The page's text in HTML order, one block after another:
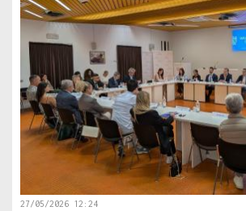
27/05/2026 12:24